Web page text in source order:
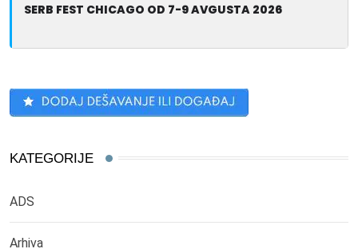
SERB FEST CHICAGO OD 7-9 AVGUSTA 2026
KATEGORIJE
ADS
Arhiva